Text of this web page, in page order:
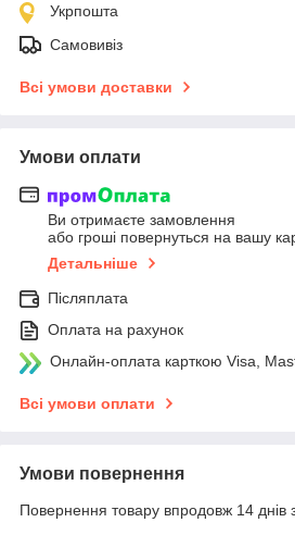
Укрпошта
Самовивіз
Всі умови доставки
Умови оплати
Ви отримаєте замовлення
або гроші повернуться на вашу
Детальніше
Післяплата
Оплата на рахунок
Онлайн-оплата карткою Visa,
Всі умови оплати
Умови повернення
Повернення товару впродовж 14 днів